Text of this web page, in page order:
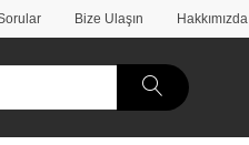
Bize Ulaşın Hakkımızda